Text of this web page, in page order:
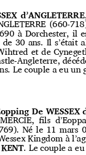
d’ANGLETERRE
(660-
à Dorchester,
de 30 ans. Il s’était
et de
Angleterre,
Le couple a eu
De WESSEX
MERCIE, ﬁls
Né le 11
Kingdom à
. Le couple a